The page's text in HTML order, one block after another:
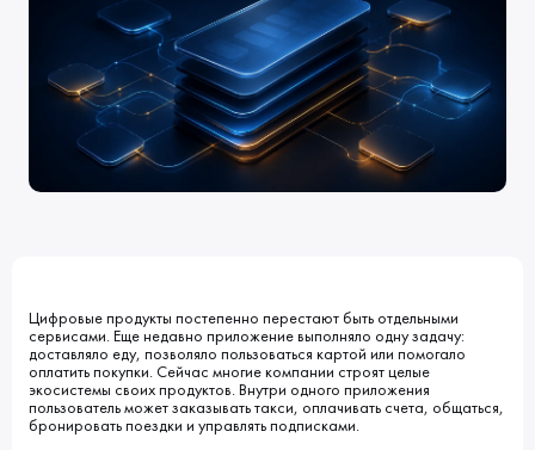
Наши процессы
Мы в СМИ
Развитие и карьерный рост
Обучение
ВВЕДИТЕ ПОИСКОВУЮ ФРАЗУ
Цифровые продукты постепенно перестают быть отдельными
сервисами. Еще недавно приложение выполняло одну задачу:
доставляло еду, позволяло пользоваться картой или помогало
оплатить покупки. Сейчас многие компании строят целые
экосистемы своих продуктов. Внутри одного приложения
пользователь может заказывать такси, оплачивать счета, общаться,
бронировать поездки и управлять подписками.